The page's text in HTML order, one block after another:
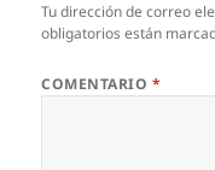
Tu dirección de correo
obligatorios están
COMENTARIO *